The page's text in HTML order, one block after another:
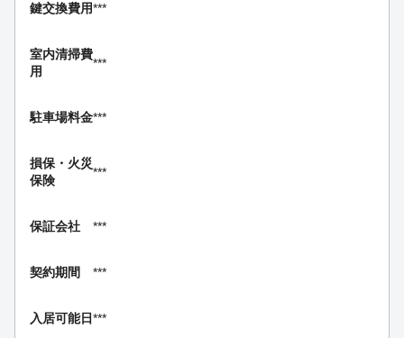
鍵交換費用***
室内清掃費
用
***
駐車場料金***
損保・ 火災
保険
***
保証会社 ***
契約期間 ***
入居可能日***